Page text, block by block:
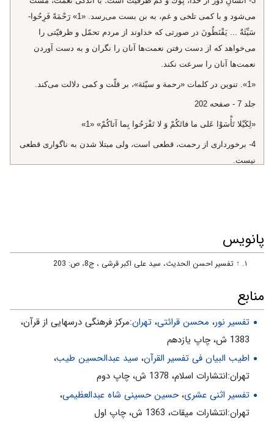
مى‌شود و با كمى تلخى و غم، به بن بست مى‌رسد. «1» رَحْمَةً فَرِحُوا-
سَيِّئَةٌ ... يَقْنَطُونَ‌ در صورتى كه خداوند از مردم تحمّل و ظرفيّتى را
مى‌خواهد كه از دست رفتن نعمت‌ها آنان را نگران و به دست آوردن
نعمت‌ها آنان را سرعت نكند.
«1». تنوين در كلمات «رحمة و سيّئة»، بر قلّت و كمى دلالت مى‌كند.
جلد 7 - صفحه 202
«لِكَيْلا تَأْسَوْا عَلى‌ ما فاتَكُمْ وَ لا تَفْرَحُوا بِما آتاكُمْ» «1»
4- برخوردارى از رحمت، قطعى است، ولى مبتلا شدن به ناگوارى قطعى
نيست.
پانویس
↑ تفسير احسن الحديث، سید علی اکبر قرشی ، ج‏8، ص: 203
منابع
تفسیر نور، محسن قرائتی، تهران:مركز فرهنگى درسهايى از قرآن،
1383 ش، چاپ يازدهم
اطیب البیان فی تفسیر القرآن‌، سید عبدالحسین طیب،
تهران:انتشارات اسلام‌، 1378 ش‌، چاپ دوم‌
تفسیر اثنی عشری،حسین حسینی شاه عبدالعظیمی،
تهران:انتشارات ميقات، 1363 ش، چاپ اول